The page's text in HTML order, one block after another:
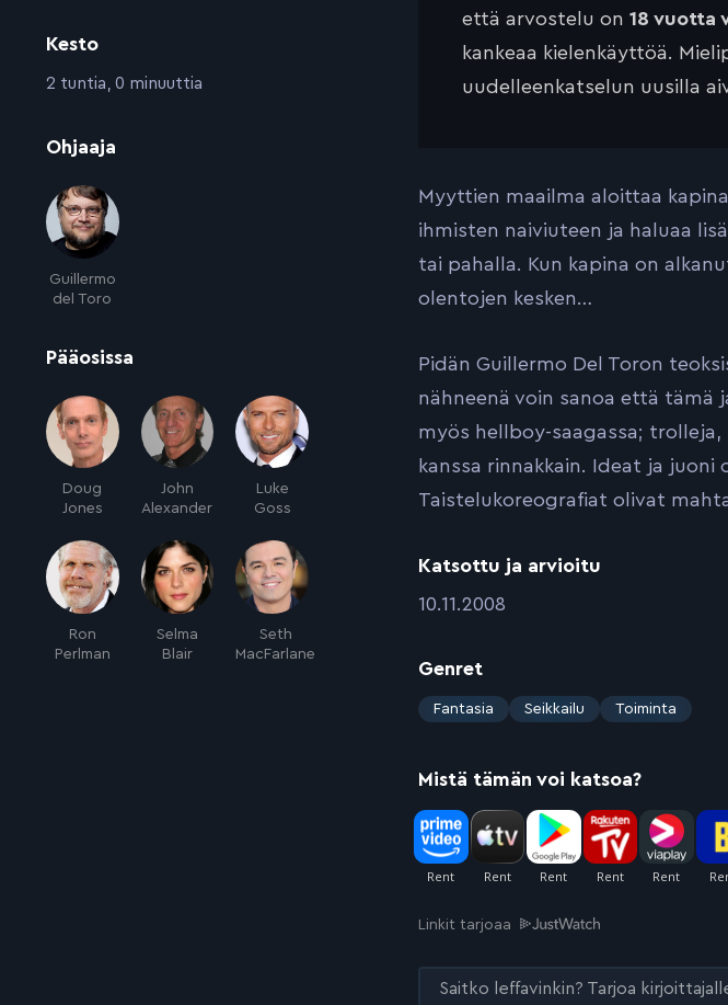
Kesto
:2 tuntia, 0 minuuttia
Ohjaaja
Guillermo
del Toro
Pääosissa
Doug
Jones
John
Alexander
Luke
Goss
Ron
Perlman
Selma
Blair
Seth
MacFarlane
että arvostelu on 18 vuotta
kankeaa kielenkäyttöä.
uudelleenkatselun uusilla
Myyttien maailma aloittaa
ihmisten naiviuteen ja haluaa
tai pahalla. Kun kapina on
olentojen kesken…
Pidän Guillermo Del Toron
nähneenä voin sanoa että tämä
myös hellboy-saagassa;
kanssa rinnakkain. Ideat ja
Taistelukoreografiat olivat
Katsottu ja arvioitu
:10.11.2008
Genret
:
Fantasia Seikkailu Toiminta
Mistä tämän voi katsoa?
Linkit tarjoaa
Saitko leffavinkin? Tarjoa